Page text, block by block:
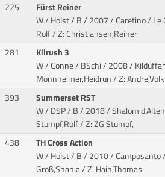
225
Fürst Reiner
W / Holst / B / 2007 / Caretino / Le
Rolf / Z: Christiansen,Reiner
281
Kilrush 3
W / Conne / BSchi / 2008 /
Monnheimer,Heidrun / Z:
393
Summerset RST
W / DSP / B / 2018 / Shalom
Stumpf,Rolf / Z: ZG Stumpf,
438
TH Cross Action
W / Holst / B / 2010 / Camposanto
Groß,Shania / Z: Hain,Thomas